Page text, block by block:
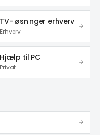
TV-løsninger erhverv
Erhverv
Hjælp til PC
Privat